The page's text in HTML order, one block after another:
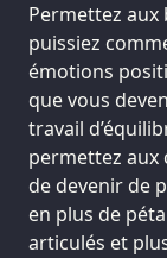
Permettez aux
puissiez
émotions
que vous
travail
permettez aux
de devenir de
en plus de
articulés et